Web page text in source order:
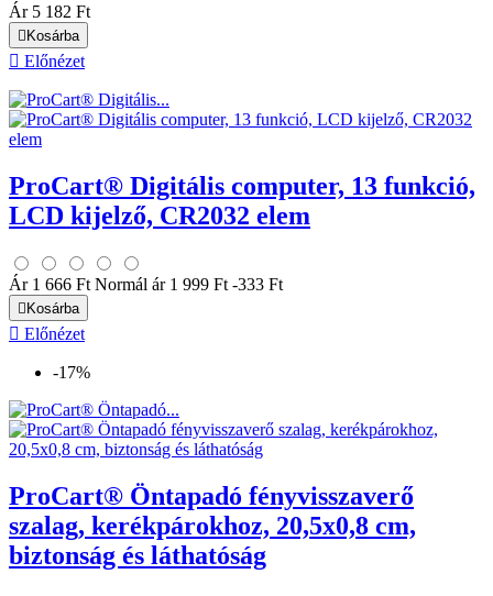
Ár 5 182 Ft
 Kosárba
 Előnézet
ProCart® Digitális computer, 13 funkció,
LCD kijelző, CR2032 elem
Ár 1 666 Ft Normál ár 1 999 Ft -333 Ft
Kosárba
 Előnézet
-17%
ProCart® Öntapadó fényvisszaverő
szalag, kerékpárokhoz, 20,5x0,8 cm,
biztonság és láthatóság